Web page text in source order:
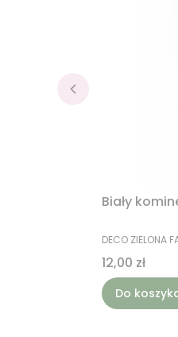
Biały
PRODUCENT
DECO ZIELONA
Cena
12,00 zł
Do